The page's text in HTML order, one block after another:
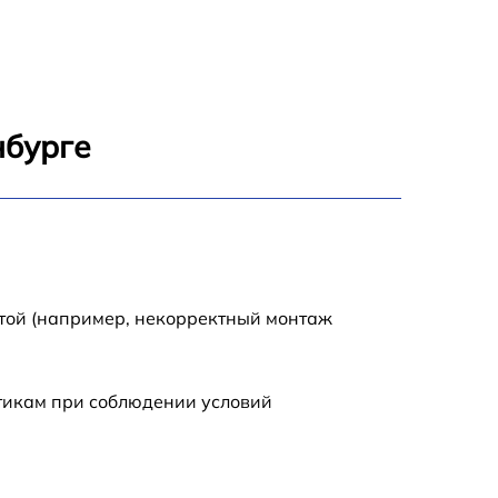
(например, некорректный монтаж
при соблюдении условий